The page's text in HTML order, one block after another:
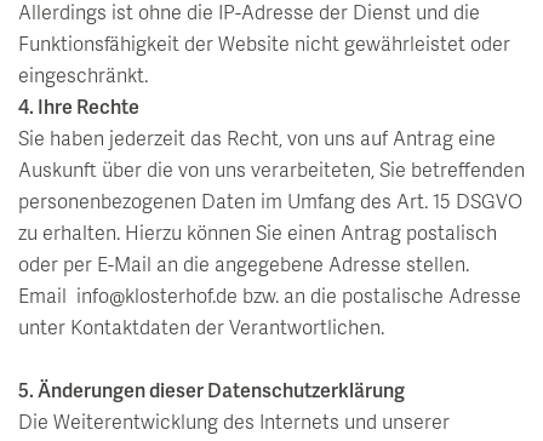
Allerdings ist ohne die IP-Adresse der Dienst und die
Funktionsfähigkeit der Website nicht gewährleistet oder
eingeschränkt.
4. Ihre Rechte
Sie haben jederzeit das Recht, von uns auf Antrag eine
Auskunft über die von uns verarbeiteten, Sie betreffenden
personenbezogenen Daten im Umfang des Art. 15 DSGVO
zu erhalten. Hierzu können Sie einen Antrag postalisch
oder per E-Mail an die angegebene Adresse stellen.
Email info@klosterhof.de bzw. an die postalische Adresse
unter Kontaktdaten der Verantwortlichen.
5. Änderungen dieser Datenschutzerklärung
Die Weiterentwicklung des Internets und unserer